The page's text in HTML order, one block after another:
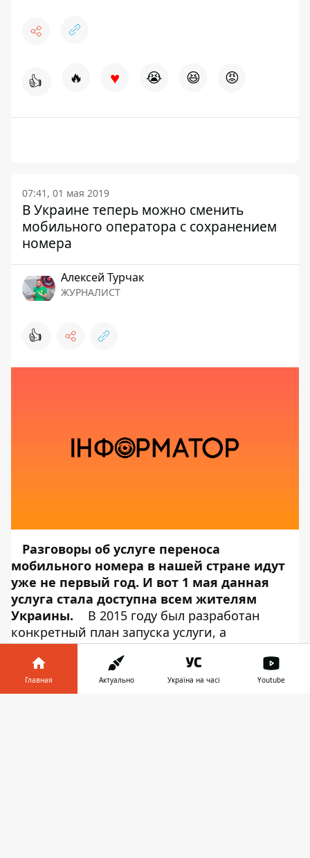
👍 🔥 ♥ 😭 😆 😡
07:41, 01 мая 2019
В Украине теперь можно сменить
мобильного оператора с сохранением
номера
Алексей Турчак
ЖУРНАЛИСТ
👍
Разговоры об услуге переноса
мобильного номера в нашей стране идут
уже не первый год. И вот 1 мая данная
услуга стала доступна всем жителям
Украины.
В 2015 году был разработан
конкретный план запуска услуги, а
Украинский государственный центр
радиочастот (УГЦР) определили
администратором централизованной базы
данных (ЦБД), где должны храниться все
Главная Актуально Україна на часі Youtube